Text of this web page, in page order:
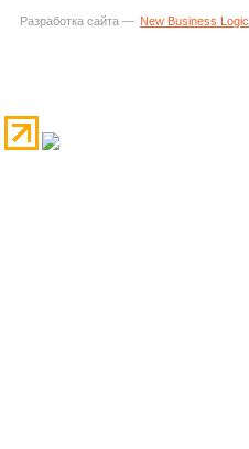
Разработка сайта — New Business Logic